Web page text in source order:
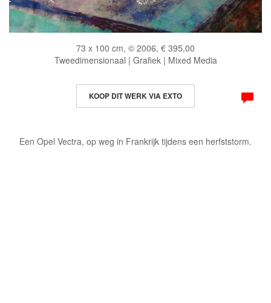
73 x 100 cm, © 2006, € 395,00
Tweedimensionaal | Grafiek | Mixed Media
KOOP DIT WERK VIA EXTO
Een Opel Vectra, op weg in Frankrijk tijdens een herfststorm.